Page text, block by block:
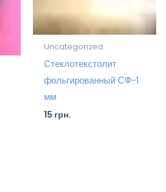
Uncategorized
Стеклотекстолит
фольгированный СФ-1
мм
15 грн.